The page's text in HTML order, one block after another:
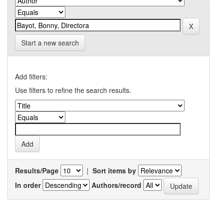
Start a new search
Add filters:
Use filters to refine the search results.
Results/Page | Sort items by
In order
Authors/record